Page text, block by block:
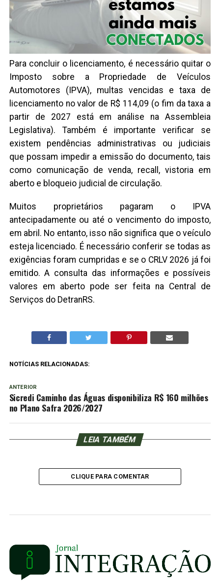
Para concluir o licenciamento, é necessário quitar o
Imposto sobre a Propriedade de Veículos
Automotores (IPVA), multas vencidas e taxa de
licenciamento no valor de R$ 114,09 (o fim da taxa a
partir de 2027 está em análise na Assembleia
Legislativa). Também é importante verificar se
existem pendências administrativas ou judiciais
que possam impedir a emissão do documento, tais
como comunicação de venda, recall, vistoria em
aberto e bloqueio judicial de circulação.
Muitos proprietários pagaram o IPVA
antecipadamente ou até o vencimento do imposto,
em abril. No entanto, isso não significa que o veículo
esteja licenciado. É necessário conferir se todas as
exigências foram cumpridas e se o CRLV 2026 já foi
emitido. A consulta das informações e possíveis
valores em aberto pode ser feita na Central de
Serviços do DetranRS.
NOTÍCIAS RELACIONADAS:
ANTERIOR
Sicredi Caminho das Águas disponibiliza R$ 160 milhões
no Plano Safra 2026/2027
LEIA TAMBÉM
CLIQUE PARA COMENTAR